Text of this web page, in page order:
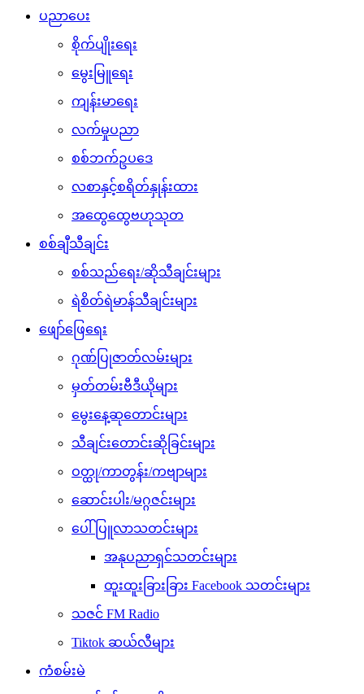
ပညာပေး
စိုက်ပျိုးရေး
မွေးမြူရေး
ကျန်းမာရေး
လက်မှုပညာ
စစ်ဘက်ဥပဒေ
လစာနှင့်စရိတ်နှုန်းထား
အထွေထွေဗဟုသုတ
စစ်ချီသီချင်း
စစ်သည်ရေး/ဆိုသီချင်းများ
ရဲစိတ်ရဲမာန်သီချင်းများ
ဖျော်ဖြေရေး
ဂုဏ်ပြုဇာတ်လမ်းများ
မှတ်တမ်းဗီဒီယိုများ
မွေးနေ့ဆုတောင်းများ
သီချင်းတောင်းဆိုခြင်းများ
ဝတ္ထု/ကာတွန်း/ကဗျာများ
ဆောင်းပါး/မဂ္ဂဇင်းများ
ပေါ်ပြူလာသတင်းများ
အနုပညာရှင်သတင်းများ
ထူးထူးခြားခြား Facebook သတင်းများ
သဇင် FM Radio
Tiktok ဆယ်လီများ
ကံစမ်းမဲ